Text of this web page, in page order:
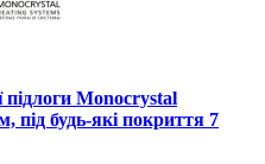
Monocrystal
будь-які покриття 7